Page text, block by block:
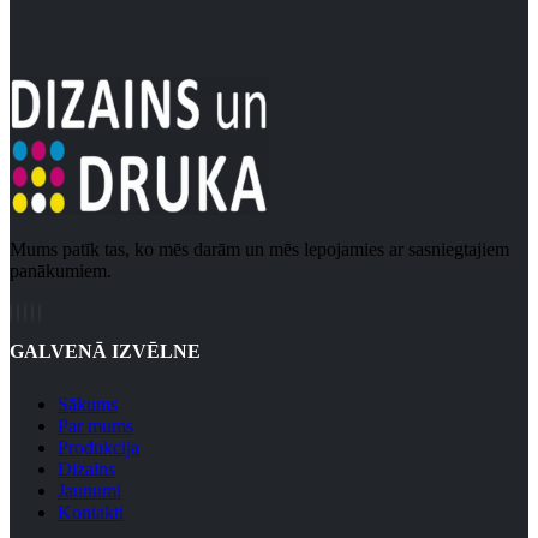
Mums patīk tas, ko mēs darām un mēs lepojamies ar sasniegtajiem
panākumiem.
GALVENĀ IZVĒLNE
Sākums
Par mums
Produkcija
Dizains
Jaunumi
Kontakti